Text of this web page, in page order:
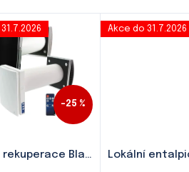
do 60 m³/h
–25 %
Lokální rekuperace Blauberg Vento Expert
Akce do 31.7.2026